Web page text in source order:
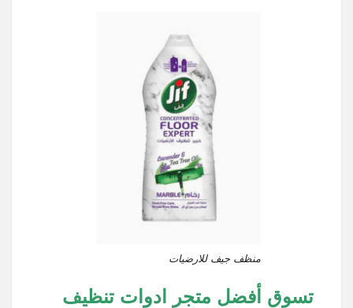
منظف جيف للارضيات
تسوق أفضل متجر ادوات تنظيف